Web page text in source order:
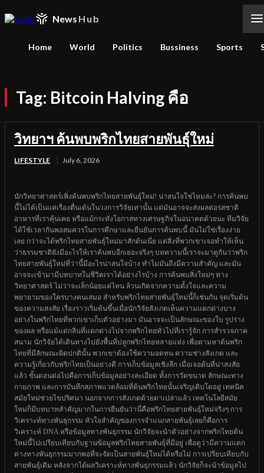
News Hub
Home World Politics Bussiness Sports
Tag: Bitcoin Halving คือ
วิทยาฯ ค้นพบพริกไทยสายพันธุ์ใหม่
LIFESTYLE July 6, 2026
นักวิทยาศาสตร์เพิ่งค้นพบพริกไทยสายพันธุ์ใหม่! น่าสนใจใช่ไหมล่ะ? การค้นพบ
นี้ไม่ได้เป็นแค่เรื่องตื่นเต้นในวงการวิจัยเท่านั้น แต่มันอาจจะส่งผลต่อรสชาติ
อาหารที่เราคุ้นเคย หรือแม้กระทั่งโอกาสทางเศรษฐกิจในอนาคตด้วยนะ ทีมวิจัย
ได้ใช้เวลากันพอสมควรในการศึกษาและยืนยันการค้นพบนี้ มันไม่ใช่เรื่องง่าย
เลย กว่าจะได้พริกไทยสายพันธุ์ใหม่มาสักต้นเนี่ย แต่สิ่งที่พวกเขาเจอทำให้เห็น
ว่าธรรมชาติยังมีอะไรให้เราค้นพบอีกเยอะจริงๆ บทความนี้เราจะมาดูกันว่าพริก
ไทยสายพันธุ์ใหม่ที่ว่านี้มีอะไรน่าสนใจบ้าง ทำไมมันถึงมีความสำคัญ และมัน
อาจจะเข้ามามีบทบาทในชีวิตเราได้อย่างไรบ้าง การค้นพบสิ่งใหม่ๆ ทาง
วิทยาศาสตร์ ไม่ว่าจะเล็กน้อยแค่ไหน ล้วนเกิดจากความตั้งใจและความ
พยายามของใครบางคนเสมอ สำหรับพริกไทยสายพันธุ์ใหม่นี้ก็เช่นกัน จุดเริ่มต้น
ของความสงสัย เรื่องราวเริ่มต้นขึ้นเมื่อนักวิจัยสังเกตเห็นความแตกต่างบาง
อย่างในพริกไทยที่พวกเขาเก็บตัวอย่างมา มันอาจจะเป็นลักษณะของใบ รูปร่าง
ของผล หรือแม้แต่กลิ่นที่แตกต่างไปจากพริกไทยทั่วไปที่เรารู้จัก การสำรวจภาค
สนาม นักวิจัยได้เดินทางไปยังพื้นที่ปลูกพริกไทยหลายแห่ง เพื่อตามหาต้นพริก
ไทยที่มีลักษณะผิดปกตินั้น พวกเขาต้องใช้ความอดทน ความช่างสังเกต และ
ความรู้เกี่ยวกับพริกไทยเป็นอย่างดี การเก็บข้อมูลเชิงลึก เมื่อเจอต้นที่น่าสงสัย
แล้ว ขั้นตอนต่อไปคือการเก็บข้อมูลอย่างละเอียด ทั้งการวัดขนาด ลักษณะทาง
กายภาพ และการบันทึกสภาพแวดล้อมที่ต้นพริกไทยนั้นเจริญเติบโตอยู่ เทคนิค
สมัยใหม่ช่วยไขปริศนา นอกจากการสังเกตด้วยตาเปล่าแล้ว เทคโนโลยีสมัย
ใหม่ก็มีบทบาทสำคัญมากในการยืนยันว่านี่คือพริกไทยสายพันธุ์ใหม่จริงๆ การ
วิเคราะห์ทางพันธุกรรม หัวใจสำคัญของการจำแนกสายพันธุ์เลยก็คือการ
วิเคราะห์ DNA หรือข้อมูลทางพันธุกรรม นักวิจัยจะนำตัวอย่างจากพริกไทยต้น
ใหม่นี้ไปเปรียบเทียบกับฐานข้อมูลพริกไทยสายพันธุ์ที่มีอยู่ เพื่อดูว่ามีความแตก
ต่างทางพันธุกรรมมากพอที่จะจัดเป็นสายพันธุ์ใหม่ได้หรือไม่ การเปรียบเทียบกับ
สายพันธุ์เดิม หลังจากได้ผลวิเคราะห์ทางพันธุกรรมแล้ว นักวิจัยก็จะนำข้อมูลไป